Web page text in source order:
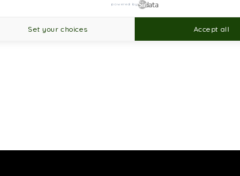
powered by
Set your choices Accept all